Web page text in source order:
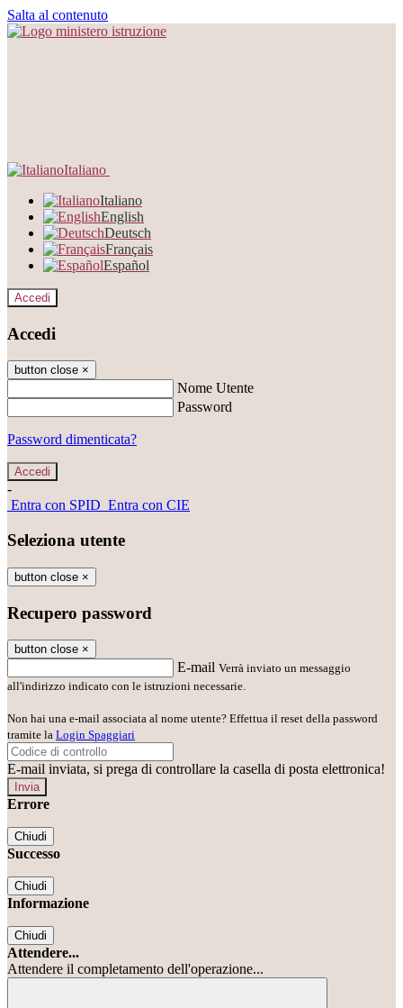
Salta al contenuto
Italiano
Italiano
English
Deutsch
Français
Español
Accedi
Accedi
button close ×
Nome Utente
Password
Password dimenticata?
-
Entra con SPID Entra con CIE
Seleziona utente
button close ×
Recupero password
button close ×
E-mail Verrà inviato un messaggio
all'indirizzo indicato con le istruzioni necessarie.
Non hai una e-mail associata al nome utente? Effettua il reset della password
tramite la Login Spaggiari
E-mail inviata, si prega di controllare la casella di posta elettronica!
Errore
Chiudi
Successo
Chiudi
Informazione
Chiudi
Attendere...
Attendere il completamento dell'operazione...